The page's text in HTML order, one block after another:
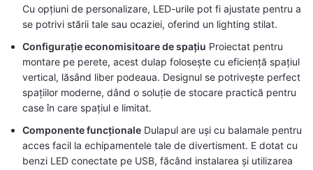
Cu opțiuni de personalizare, LED-urile pot fi ajustate pentru a
se potrivi stării tale sau ocaziei, oferind un lighting stilat.
Configurație economisitoare de spațiu Proiectat pentru
montare pe perete, acest dulap folosește cu eficiență spațiul
vertical, lăsând liber podeaua. Designul se potrivește perfect
spațiilor moderne, dând o soluție de stocare practică pentru
case în care spațiul e limitat.
Componente funcționale Dulapul are uși cu balamale pentru
acces facil la echipamentele tale de divertisment. E dotat cu
benzi LED conectate pe USB, făcând instalarea și utilizarea